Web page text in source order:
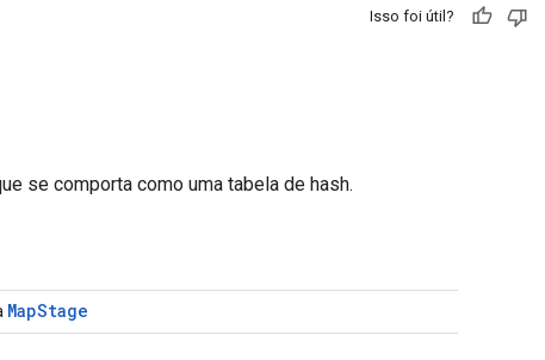
Isso foi útil?
se comporta como uma tabela de hash.
MapStage